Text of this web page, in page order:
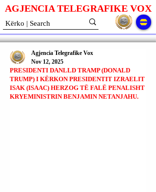
AGJENCIA TELEGRAFIKE VOX
PRESIDENTI DANLLD TRAMP (DONALD
TRUMP) I KËRKON PRESIDENTIT IZRAELIT
ISAK (ISAAC) HERZOG TË FALË PENALISHT
KRYEMINISTRIN BENJAMIN NETANJAHU.
Agjencia Telegrafike Vox
Nov 12, 2025